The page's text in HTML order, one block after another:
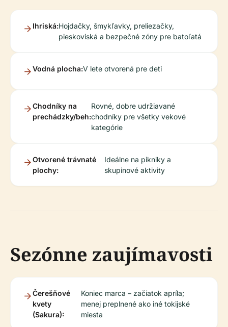
Ihriská:Hojdačky, šmykľavky, preliezačky,
pieskoviská a bezpečné zóny pre batoľatá
Vodná plocha:V lete otvorená pre deti
Chodníky na
prechádzky/beh:
Rovné, dobre udržiavané
chodníky pre všetky vekové
kategórie
Otvorené trávnaté
plochy:
Ideálne na pikniky a
skupinové aktivity
Sezónne zaujímavosti
Čerešňové
kvety
(Sakura):
Koniec marca – začiatok apríla;
menej preplnené ako iné tokijské
miesta